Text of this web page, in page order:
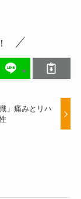
」痛みとリハ